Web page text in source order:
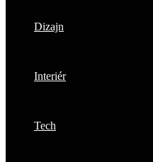
Dizajn
Interiér
Tech